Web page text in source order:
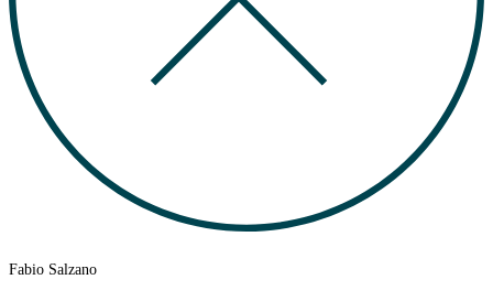
Fabio Salzano